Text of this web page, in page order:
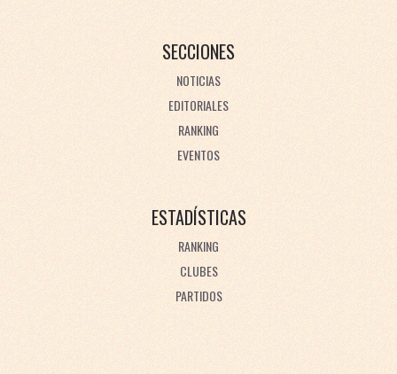
SECCIONES
NOTICIAS
EDITORIALES
RANKING
EVENTOS
ESTADÍSTICAS
RANKING
CLUBES
PARTIDOS